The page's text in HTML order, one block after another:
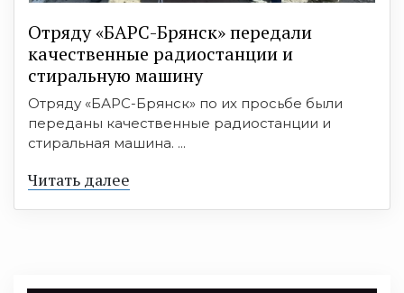
Отряду «БАРС-Брянск» передали
качественные радиостанции и
стиральную машину
Отряду «БАРС-Брянск» по их просьбе были
переданы качественные радиостанции и
стиральная машина. ...
Читать далее